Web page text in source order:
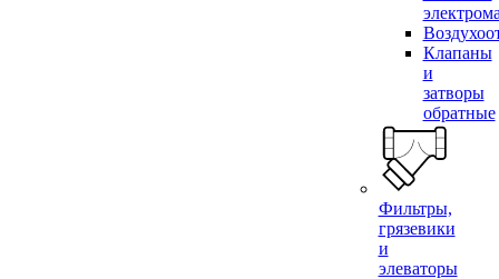
Клапаны
и
затворы
обратные
Фильтры,
грязевики
и
элеваторы